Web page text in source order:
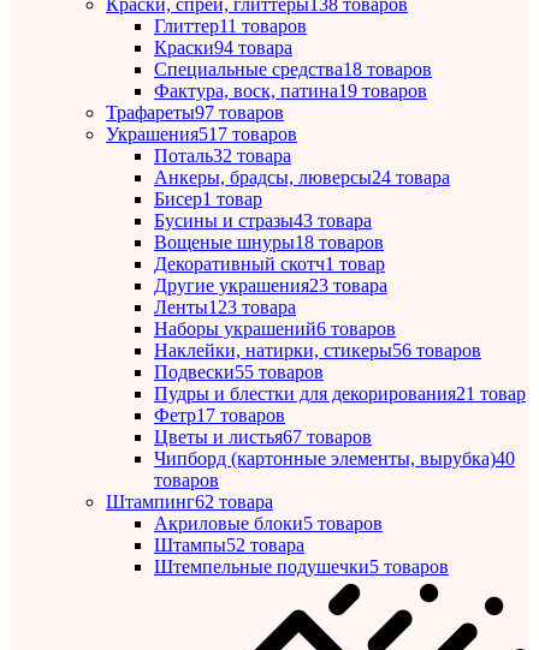
Глиттер11 товаров
Краски94 товара
Специальные средства18 товаров
Фактура, воск, патина19 товаров
Трафареты97 товаров
Украшения517 товаров
Поталь32 товара
Анкеры, брадсы, люверсы24 товара
Бисер1 товар
Бусины и стразы43 товара
Вощеные шнуры18 товаров
Декоративный скотч1 товар
Другие украшения23 товара
Ленты123 товара
Наборы украшений6 товаров
Наклейки, натирки, стикеры56 товаров
Подвески55 товаров
Пудры и блестки для декорирования21 товар
Фетр17 товаров
Цветы и листья67 товаров
Чипборд (картонные элементы, вырубка)40
товаров
Штампинг62 товара
Акриловые блоки5 товаров
Штампы52 товара
Штемпельные подушечки5 товаров